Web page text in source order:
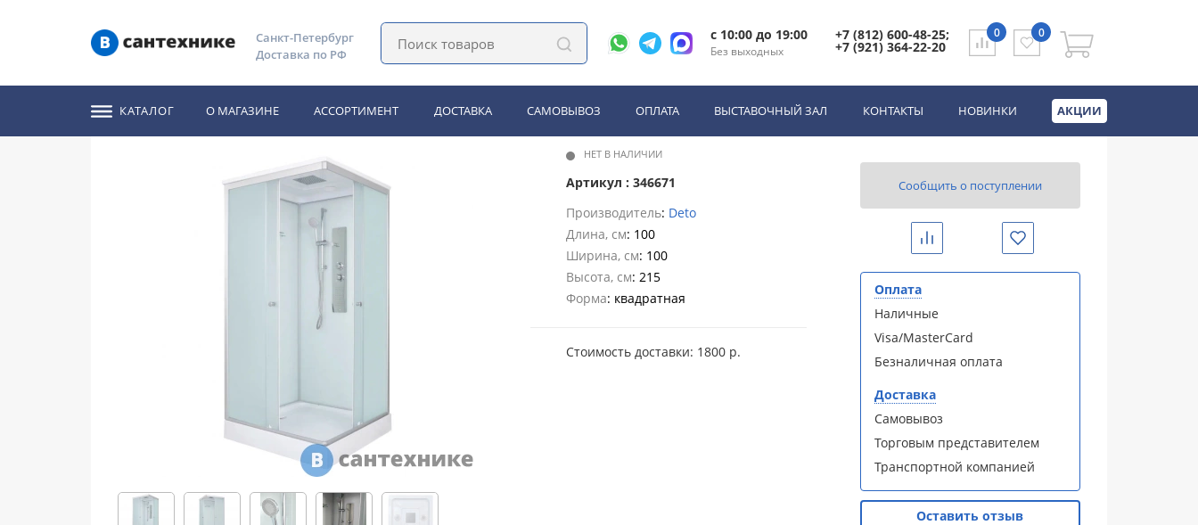
Санкт-Петербург
Доставка по РФ
c 10:00 до 19:00
Без выходных
+7 (812) 600-48-25;
+7 (921) 364-22-20
0 0
КАТАЛОГ О МАГАЗИНЕ АССОРТИМЕНТ ДОСТАВКА САМОВЫВОЗ ОПЛАТА ВЫСТАВОЧНЫЙ ЗАЛ КОНТАКТЫ НОВИНКИ АКЦИИ
Душевая кабина Deto LK115 с гидромассажем
Душевая кабина Deto LK115 с гидромассажем
НЕТ В НАЛИЧИИ
Артикул : 346671
Производитель: Deto
Длина, см: 100
Ширина, см: 100
Высота, см: 215
Форма: квадратная
Стоимость доставки: 1800 р.
Сообщить о поступлении
Сравнить Избранное
Оплата
Наличные
Visa/MasterCard
Безналичная оплата
Доставка
Самовывоз
Торговым представителем
Транспортной компанией
Оставить отзыв